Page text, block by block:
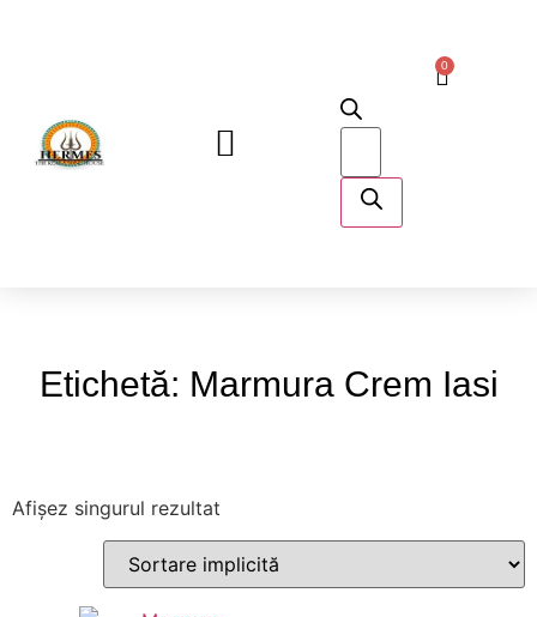
0
Etichetă: Marmura Crem Iasi
Afișez singurul rezultat